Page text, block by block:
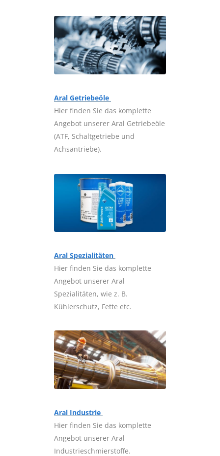
Aral Getriebeöle
Hier finden Sie das komplette
Angebot unserer Aral Getriebeöle
(ATF, Schaltgetriebe und
Achsantriebe).
Aral Spezialitäten
Hier finden Sie das komplette
Angebot unserer Aral
Spezialitäten, wie z. B.
Kühlerschutz, Fette etc.
Aral Industrie
Hier finden Sie das komplette
Angebot unserer Aral
Industrieschmierstoffe.